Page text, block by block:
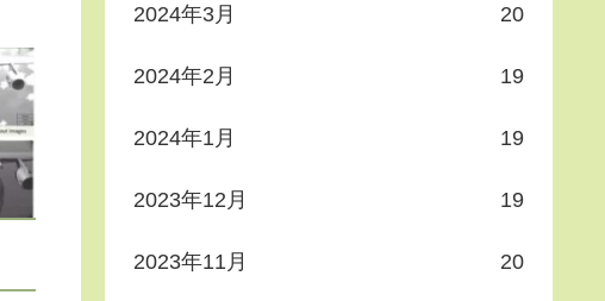
2024年3月 20
2024年2月 19
2024年1月 19
2023年12月 19
2023年11月 20